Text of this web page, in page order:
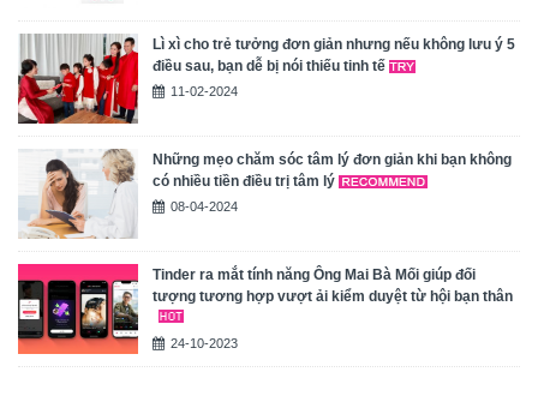
Lì xì cho trẻ tưởng đơn giản nhưng nếu không lưu ý 5
điều sau, bạn dễ bị nói thiếu tinh tế
11-02-2024
Những mẹo chăm sóc tâm lý đơn giản khi bạn không
có nhiều tiền điều trị tâm lý
08-04-2024
Tinder ra mắt tính năng Ông Mai Bà Mối giúp đối
tượng tương hợp vượt ải kiểm duyệt từ hội bạn thân
24-10-2023